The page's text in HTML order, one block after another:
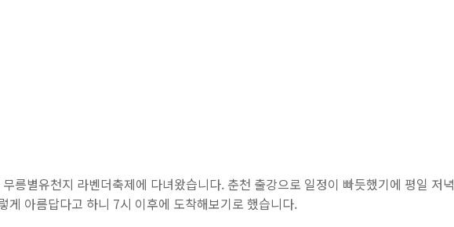
릉별유천지 라벤더축제에 다녀왔습니다. 춘천 출강으로 일정이 빠듯했기에 평일 저녁
게 아름답다고 하니 7시 이후에 도착해보기로 했습니다.